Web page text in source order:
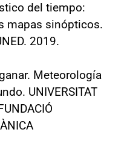
del tiempo:
mapas sinópticos.
2019.
Meteorología
UNIVERSITAT